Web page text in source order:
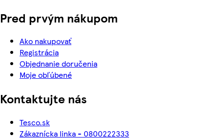
Pred prvým nákupom
Ako nakupovať
Registrácia
Objednanie doručenia
Moje obľúbené
Kontaktujte nás
Tesco.sk
Zákaznícka linka - 0800222333